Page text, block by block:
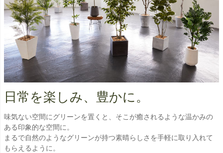
日常を楽しみ、豊かに。
味気ない空間にグリーンを置くと、そこが癒されるような温かみの
ある印象的な空間に。
まるで自然のようなグリーンが持つ素晴らしさを手軽に取り入れて
もらえるように。